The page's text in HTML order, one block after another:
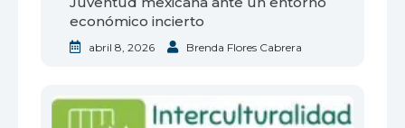
económico incierto
abril 8, 2026 Brenda Flores Cabrera